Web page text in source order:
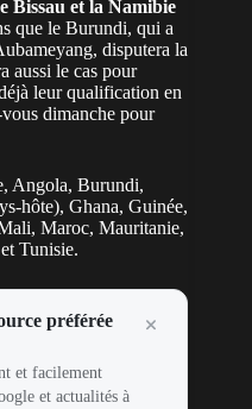
Bissau et la Namibie
que le Burundi, qui a
disputera la
aussi le cas pour
leur qualification en
dimanche pour
Angola, Burundi,
hôte), Ghana, Guinée,
Maroc, Mauritanie,
Tunisie.
préférée
et facilement
et actualités à